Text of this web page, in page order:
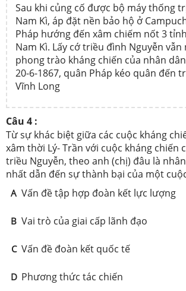
Sau khi củng cố được bộ máy thống
Nam Kì, áp đặt nền bảo hộ ở
Pháp hướng đến xâm chiếm nốt 3
Nam Kì. Lấy cớ triều đình Nguyễn vẫn
phong trào kháng chiến của nhân
20-6-1867, quân Pháp kéo quân đến
Vĩnh Long
Câu 4 :
Từ sự khác biệt giữa các cuộc kháng
xâm thời Lý- Trần với cuộc kháng chiến
triều Nguyễn, theo anh (chị) đâu là
nhất dẫn đến sự thành bại của một
A Vấn đề tập hợp đoàn kết lực lượng
B Vai trò của giai cấp lãnh đạo
C Vấn đề đoàn kết quốc tế
D Phương thức tác chiến